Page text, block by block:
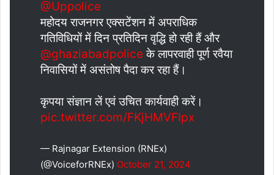
@Uppolice
महोदय राजनगर एक्सटेंशन में अपराधिक
गतिविधियों में दिन प्रतिदिन वृद्धि हो रही हैं और
@ghaziabadpolice के लापरवाही पूर्ण रवैया
निवासियों में असंतोष पैदा कर रहा हैं।
कृपया संज्ञान लें एवं उचित कार्यवाही करें।
pic.twitter.com/FKjHMVFIpx
— Rajnagar Extension (RNEx)
(@VoiceforRNEx) October 21, 2024